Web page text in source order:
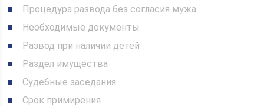
Процедура развода без согласия мужа
Необходимые документы
Развод при наличии детей
Раздел имущества
Судебные заседания
Срок примирения